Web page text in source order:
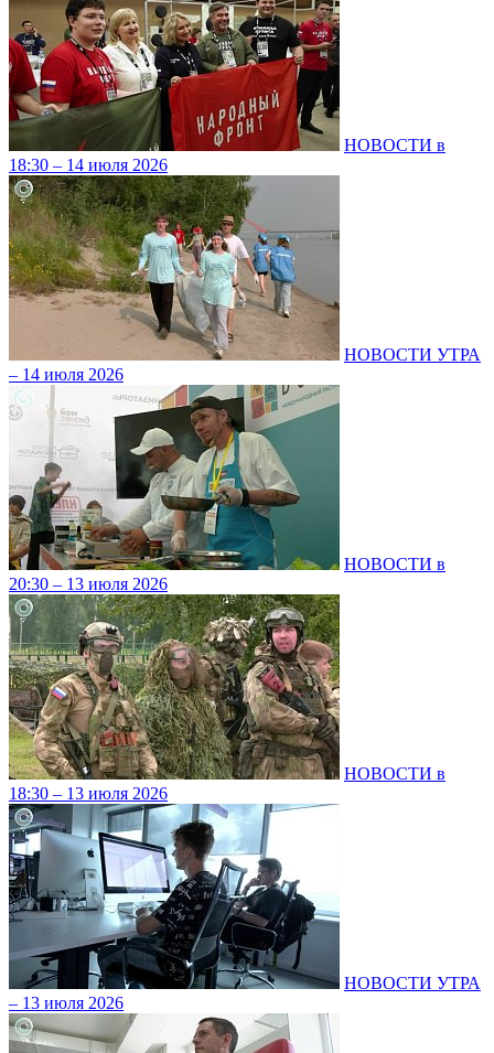
НОВОСТИ в
18:30 – 14 июля 2026
НОВОСТИ УТРА
– 14 июля 2026
НОВОСТИ в
20:30 – 13 июля 2026
НОВОСТИ в
18:30 – 13 июля 2026
НОВОСТИ УТРА
– 13 июля 2026